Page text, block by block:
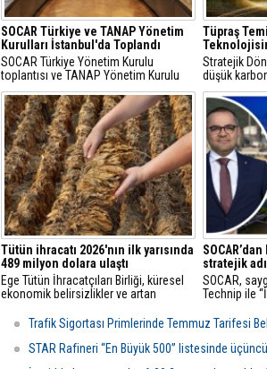
SOCAR Türkiye ve TANAP Yönetim
Kurulları İstanbul'da Toplandı
SOCAR Türkiye Yönetim Kurulu
toplantısı ve TANAP Yönetim Kurulu
toplantısı, 30 Temmuz 2026 tarihinde
İstanbul’da gerçekleştirildi.
Tüpraş
Stratejik
düşük
hidrojen
projelere
Tütün ihracatı 2026'nın ilk yarısında
489 milyon dolara ulaştı
Ege Tütün İhracatçıları Birliği, küresel
ekonomik belirsizlikler ve artan
ayında ihracatını yüzde 4 artırarak 489
milyon dolara çıkardı ve istikrarlı
büyümesini sürdürdü.
stratejik
SOCAR,
Technip ile
ekonomik
Trafik Sigortası Primlerinde Temmuz Tarifesi
STAR Rafineri “En Büyük 500” listesinde